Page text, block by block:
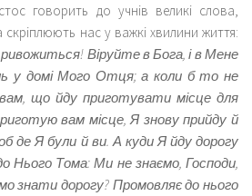
говорить до учнів великі слова,
нас у важкі хвилини життя:
Віруйте в Бога, і в Мене
у домі Мого Отця; а коли б то не
що йду приготувати місце для
вам місце, Я знову прийду й
де Я були й ви. А куди Я йду дорогу
Нього Тома: Ми не знаємо, Господи,
знати дорогу? Промовляє до нього